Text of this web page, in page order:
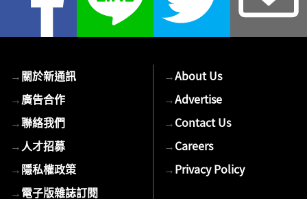
→關於新通訊
→廣告合作
→聯絡我們
→人才招募
→隱私權政策
→電子版雜誌訂閱
→About Us
→Advertise
→Contact Us
→Careers
→Privacy Policy